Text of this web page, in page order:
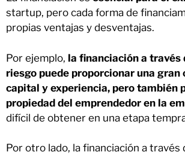
startup, pero cada forma de
propias ventajas y desventajas.
Por ejemplo, la financiación a través
riesgo puede proporcionar una gran
capital y experiencia, pero también
propiedad del emprendedor en la
difícil de obtener en una etapa
Por otro lado, la financiación a través